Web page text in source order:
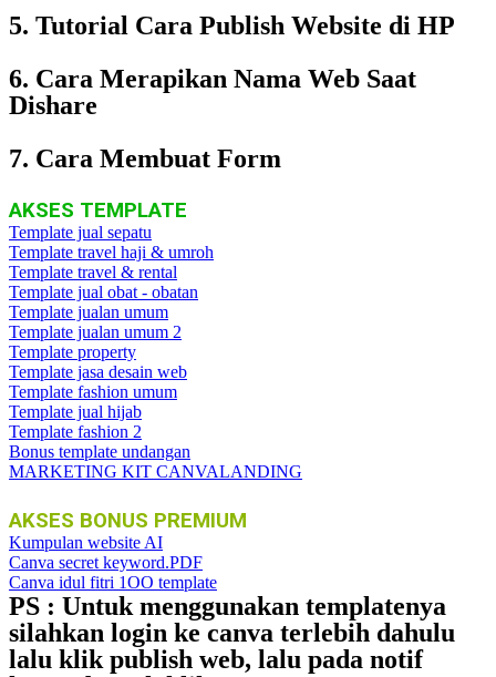
5. Tutorial Cara Publish Website di HP
6. Cara Merapikan Nama Web Saat
Dishare
7. Cara Membuat Form
AKSES TEMPLATE
Template jual sepatu
Template travel haji & umroh
Template travel & rental
Template jual obat - obatan
Template jualan umum
Template jualan umum 2
Template property
Template jasa desain web
Template fashion umum
Template jual hijab
Template fashion 2
Bonus template undangan
MARKETING KIT CANVALANDING
AKSES BONUS PREMIUM
Kumpulan website AI
Canva secret keyword.PDF
Canva idul fitri 1OO template
PS : Untuk menggunakan templatenya
silahkan login ke canva terlebih dahulu
lalu klik publish web, lalu pada notif